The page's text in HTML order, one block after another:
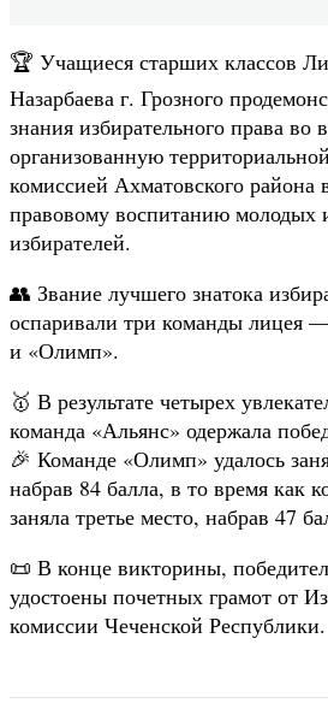
🏆 Учащиеся старших классов
Назарбаева г. Грозного
знания избирательного права во
организованную
комиссией Ахматовского района
правовому воспитанию молодых
избирателей.
👥 Звание лучшего знатока
оспаривали три команды лицея
и «Олимп».
🥇 В результате четырех
команда «Альянс» одержала
🎉 Команде «Олимп» удалось
набрав 84 балла, в то время как
заняла третье место, набрав 47
📜 В конце викторины,
удостоены почетных грамот от
комиссии Чеченской Республики.